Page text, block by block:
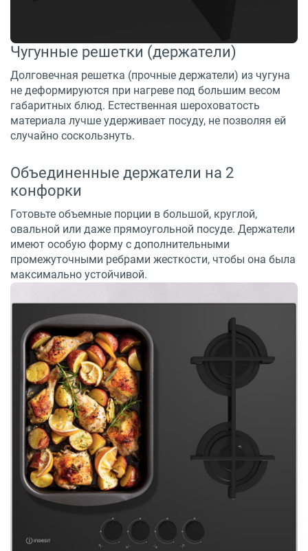
Чугунные решетки (держатели)
Долговечная решетка (прочные держатели) из чугуна
не деформируются при нагреве под большим весом
габаритных блюд. Естественная шероховатость
материала лучше удерживает посуду, не позволяя ей
случайно соскользнуть.
Объединенные держатели на 2
конфорки
Готовьте объемные порции в большой, круглой,
овальной или даже прямоугольной посуде. Держатели
имеют особую форму с дополнительными
промежуточными ребрами жесткости, чтобы она была
максимально устойчивой.